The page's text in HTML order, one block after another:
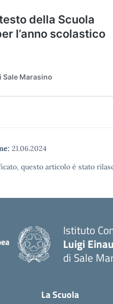
21.06.2024
questo articolo è stato
Istituto
Luigi
di Sale
La Scuola